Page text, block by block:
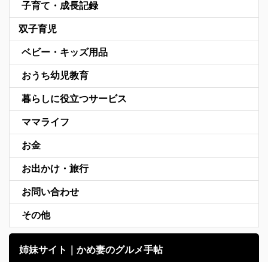
子育て・成長記録
双子育児
ベビー・キッズ用品
おうち幼児教育
暮らしに役立つサービス
ママライフ
お金
お出かけ・旅行
お問い合わせ
その他
姉妹サイト｜かめ妻のグルメ手帖